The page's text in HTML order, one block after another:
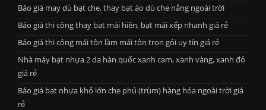
Báo giá may dù bạt che, thay bạt áo dù che nắng ngoài trời
Báo giá thi công thay bạt mái hiên, bạt mái xếp nhanh giá rẻ
Báo giá thi công mái tôn làm mái tôn trọn gói uy tín giá rẻ
Nhà máy bạt nhựa 2 da hàn quốc xanh cam, xanh vàng, xanh đỏ
giá rẻ
Báo giá bạt nhựa khổ lớn che phủ (trùm) hàng hóa ngoài trời giá
rẻ